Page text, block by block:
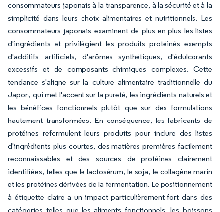
consommateurs japonais à la transparence, à la sécurité et à la
simplicité dans leurs choix alimentaires et nutritionnels. Les
consommateurs japonais examinent de plus en plus les listes
d'ingrédients et privilégient les produits protéinés exempts
d'additifs artificiels, d'arômes synthétiques, d'édulcorants
excessifs et de composants chimiques complexes. Cette
tendance s'aligne sur la culture alimentaire traditionnelle du
Japon, qui met l'accent sur la pureté, les ingrédients naturels et
les bénéfices fonctionnels plutôt que sur des formulations
hautement transformées. En conséquence, les fabricants de
protéines reformulent leurs produits pour inclure des listes
d'ingrédients plus courtes, des matières premières facilement
reconnaissables et des sources de protéines clairement
identifiées, telles que le lactosérum, le soja, le collagène marin
et les protéines dérivées de la fermentation. Le positionnement
à étiquette claire a un impact particulièrement fort dans des
catégories telles que les aliments fonctionnels, les boissons